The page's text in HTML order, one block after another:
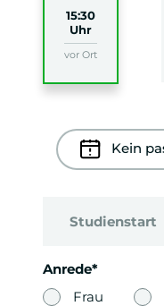
15:30
Uhr
vor Ort
Kein
Anrede*
Frau